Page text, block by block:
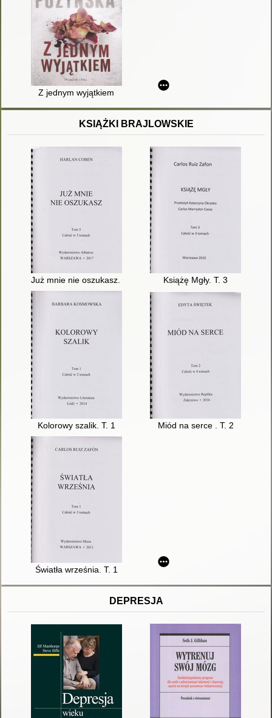
Z jednym wyjątkiem
KSIĄŻKI BRAJLOWSKIE
Już mnie nie oszukasz. T. 5 Książę Mgły. T. 3
Kolorowy szalik. T. 1 Miód na serce . T. 2
Światła września. T. 1
DEPRESJA